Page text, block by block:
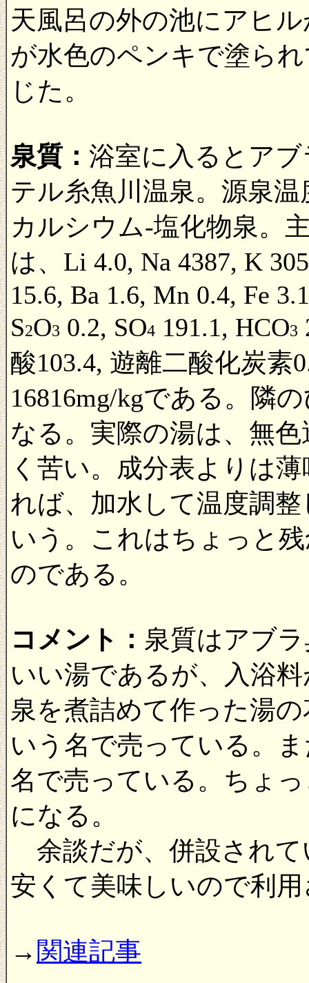
天風呂の外の池にアヒ
が水色のペンキで塗ら
じた。
泉質： 浴室に入るとア
テル糸魚川温泉。源泉
カルシウム-塩化物泉。
は、Li 4.0, Na 4387, K
15.6, Ba 1.6, Mn 0.4, Fe
S2O3 0.2, SO4 191.1, HCO3
酸103.4, 遊離二酸化炭
16816mg/kgである。隣
なる。実際の湯は、無
く苦い。成分表よりは
れば、加水して温度調
いう。これはちょっと
のである。
コメント： 泉質はアブ
いい湯であるが、入浴
泉を煮詰めて作った湯
いう名で売っている。
名で売っている。ちょ
になる。
余談だが、併設され
安くて美味しいので利
→ 関連記事